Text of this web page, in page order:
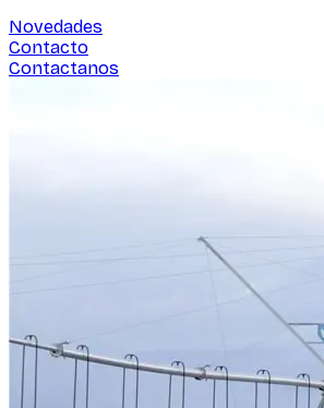
Novedades
Contacto
Contactanos